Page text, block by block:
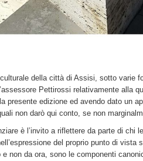
della città di Assisi, sotto varie
Pettirossi relativamente alla
presente edizione ed avendo dato un
non darò qui conto, se non
è l’invito a riflettere da parte di
del proprio punto di vista
non da ora, sono le componenti